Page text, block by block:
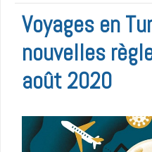
Voyages en
nouvelles
août 2020